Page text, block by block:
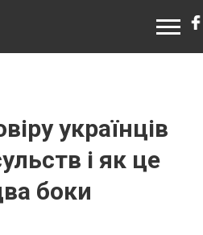
українців
і як це
боки